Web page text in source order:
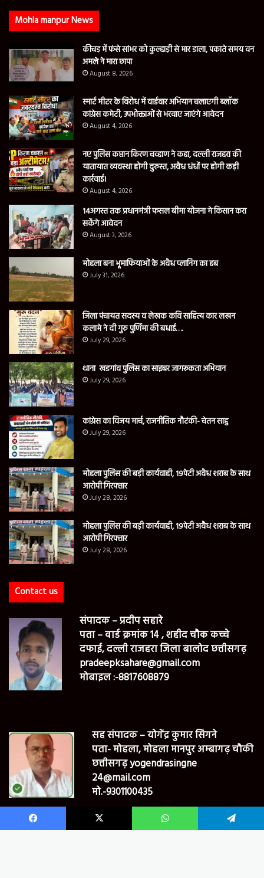
Mohla manpur News
कीचड़ में फंसे सांभर को कुल्हाड़ी से मार डाला, पकाते समय वन
अमले ने मारा छापा
August 8, 2026
स्मार्ट मीटर के विरोध में वार्डवार अभियान चलाएगी ब्लॉक
कांग्रेस कमेटी, उपभोक्ताओं से भरवाए जाएंगे आवेदन
August 4, 2026
नए पुलिस कप्तान किरण चव्हाण ने कहा, दल्ली राजहरा की
यातायात व्यवस्था होगी दुरुस्त, अवैध धंधों पर होगी कड़ी
कार्रवाई।
August 4, 2026
14अगस्त तक प्रधानमंत्री फसल बीमा योजना मे किसान करा
सकेंगे आवेदन
August 3, 2026
मोहला बना भूमाफियाओं के अवैध प्लानिंग का हब
July 31, 2026
जिला पंचायत सदस्य व लेखक कवि साहित्य कार लखन
कलामे ने दी गुरु पुर्णिमा की बधाई….
July 29, 2026
थाना खडगांव पुलिस का साइबर जागरूकता अभियान
July 29, 2026
कांग्रेस का विजय मार्च, राजनीतिक नौटंकी- चेतन साहु
July 29, 2026
मोहला पुलिस की बड़ी कार्यवाही, 19पेटी अवैध शराब के साथ
आरोपी गिरफ्तार
July 28, 2026
मोहला पुलिस की बड़ी कार्यवाही, 19पेटी अवैध शराब के साथ
आरोपी गिरफ्तार
July 28, 2026
Contact us
संपादक – प्रदीप सहारे
पता – वार्ड क्रमांक 14 , शहीद चौक कच्चे
दफाई, दल्ली राजहरा जिला बालोद छत्तीसगढ़
pradeepksahare@gmail.com
मोबाइल :-8817608879
सह संपादक – योगेंद्र कुमार सिंगने
पता- मोहला, मोहला मानपुर अम्बागढ़ चौकी
छत्तीसगढ़ yogendrasingne
24@mail.com
मो.-9301100435
Facebook X WhatsApp Telegram